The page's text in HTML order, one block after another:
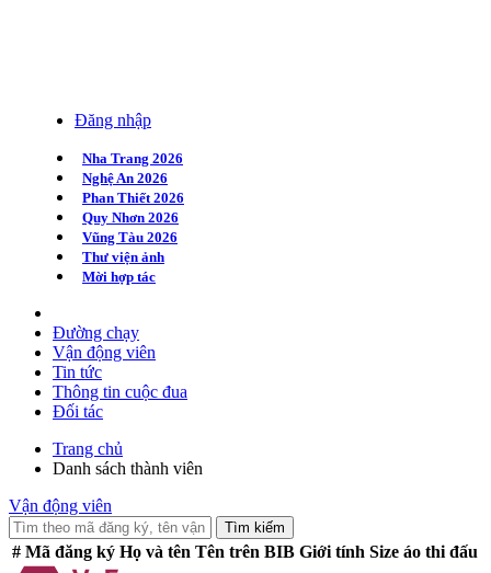
Đăng nhập
Nha Trang 2026
Nghệ An 2026
Phan Thiết 2026
Quy Nhơn 2026
Vũng Tàu 2026
Thư viện ảnh
Mời hợp tác
Đường chạy
Vận động viên
Tin tức
Thông tin cuộc đua
Đối tác
Trang chủ
Danh sách thành viên
Vận động viên
Tìm kiếm
# Mã đăng ký Họ và tên Tên trên BIB Giới tính Size áo thi đấu